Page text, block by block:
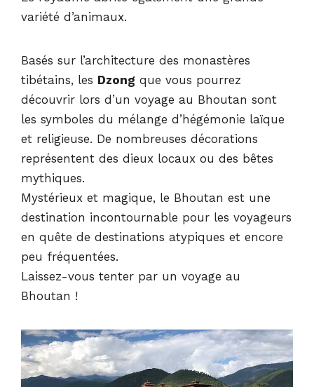
variété d’animaux.
Basés sur l’architecture des monastères
tibétains, les Dzong que vous pourrez
découvrir lors d’un voyage au Bhoutan sont
les symboles du mélange d’hégémonie laïque
et religieuse. De nombreuses décorations
représentent des dieux locaux ou des bêtes
mythiques.
Mystérieux et magique, le Bhoutan est une
destination incontournable pour les voyageurs
en quête de destinations atypiques et encore
peu fréquentées.
Laissez-vous tenter par un voyage au
Bhoutan !